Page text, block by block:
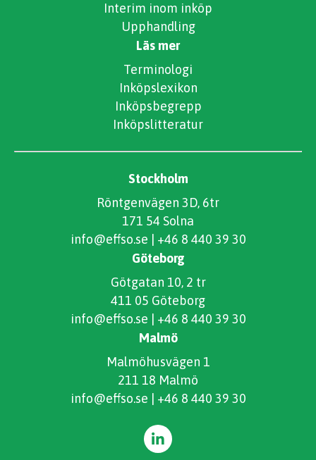
Interim inom inköp
Upphandling
Läs mer
Terminologi
Inköpslexikon
Inköpsbegrepp
Inköpslitteratur
Stockholm
Röntgenvägen 3D, 6tr
171 54 Solna
info@effso.se
+46 8 440 39 30
Göteborg
Götgatan 10, 2 tr
411 05 Göteborg
info@effso.se
+46 8 440 39 30
Malmö
Malmöhusvägen 1
211 18 Malmö
info@effso.se
+46 8 440 39 30